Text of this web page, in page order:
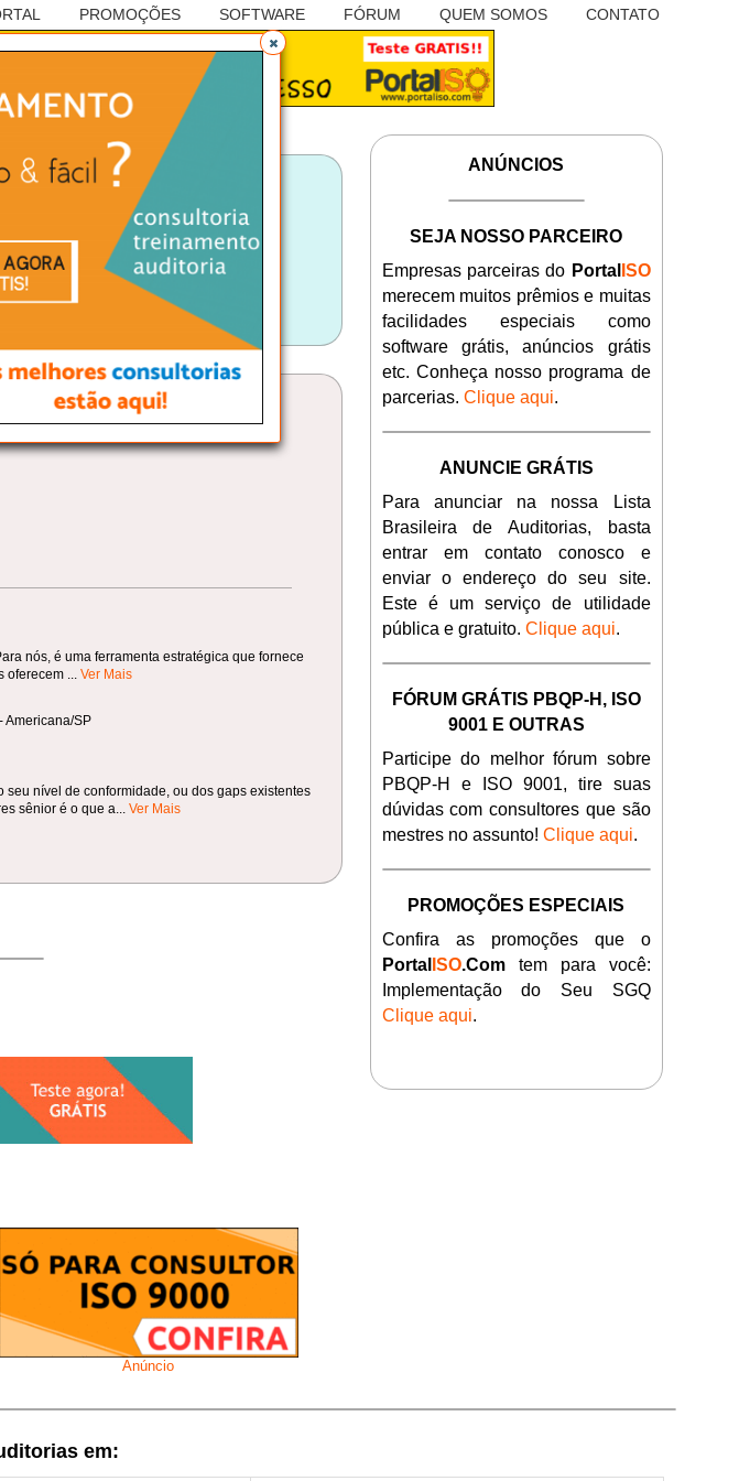
PROMOÇÕES SOFTWARE FÓRUM QUEM SOMOS CONTATO
Anúncio
ANÚNCIOS
SEJA NOSSO PARCEIRO
Empresas parceiras do PortalISO
merecem muitos prêmios e muitas
facilidades especiais como
software grátis, anúncios grátis
etc. Conheça nosso programa de
parcerias. Clique aqui.
ANUNCIE GRÁTIS
Para anunciar na nossa Lista
Brasileira de Auditorias, basta
entrar em contato conosco e
enviar o endereço do seu site.
Este é um serviço de utilidade
pública e gratuito. Clique aqui.
FÓRUM GRÁTIS PBQP-H, ISO
9001 E OUTRAS
Participe do melhor fórum sobre
PBQP-H e ISO 9001, tire suas
dúvidas com consultores que são
mestres no assunto! Clique aqui.
PROMOÇÕES ESPECIAIS
Confira as promoções que o
PortalISO.Comtem para você:
Implementação do Seu SGQ
Clique aqui.
nós, é uma ferramenta estratégica que fornece
oferecem ...Ver Mais
Americana/SP
nível de conformidade, ou dos gaps existentes
sênior é o que a...Ver Mais
Anúncio
em: